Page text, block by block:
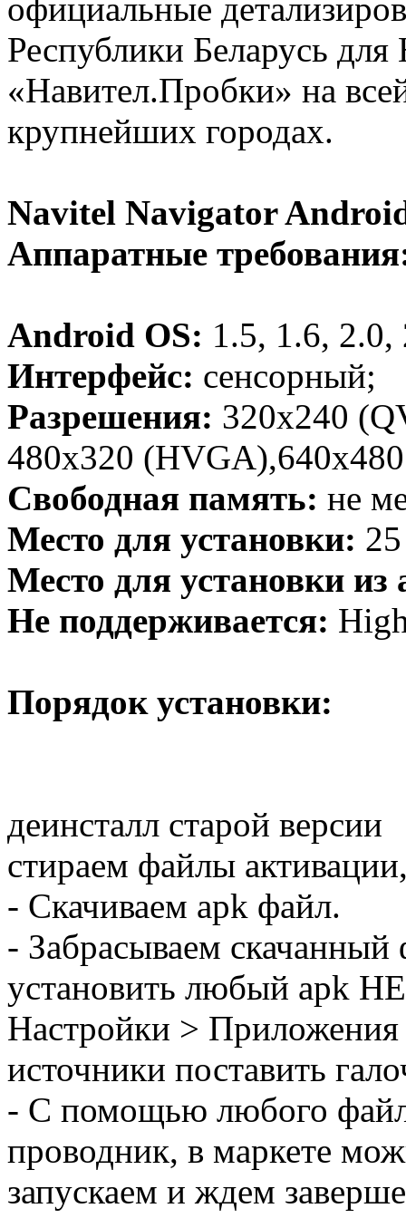
официальные
Республики Беларусь
«Навител.Пробки» на
крупнейших городах.
Navitel Navigator
Аппаратные
Android OS: 1.5, 1.6,
Интерфейс: сенсорный;
Разрешения: 320x240
480x320
Свободная память: не
Место для установки:
Место для установки
Не поддерживается:
Порядок установки:
деинсталл старой версии
стираем файлы
- Скачиваем apk файл.
- Забрасываем
установить любый apk
Настройки > Приложения
источники поставить
- С помощью любого
проводник, в маркете
запускаем и ждем